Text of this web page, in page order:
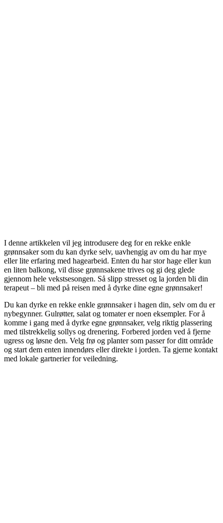
I denne artikkelen vil jeg introdusere deg for en rekke enkle
grønnsaker som du kan dyrke selv, uavhengig av om du har mye
eller lite erfaring med hagearbeid. Enten du har stor hage eller kun
en liten balkong, vil disse grønnsakene trives og gi deg glede
gjennom hele vekstsesongen. Så slipp stresset og la jorden bli din
terapeut – bli med på reisen med å dyrke dine egne grønnsaker!
Du kan dyrke en rekke enkle grønnsaker i hagen din, selv om du er
nybegynner. Gulrøtter, salat og tomater er noen eksempler. For å
komme i gang med å dyrke egne grønnsaker, velg riktig plassering
med tilstrekkelig sollys og drenering. Forbered jorden ved å fjerne
ugress og løsne den. Velg frø og planter som passer for ditt område
og start dem enten innendørs eller direkte i jorden. Ta gjerne kontakt
med lokale gartnerier for veiledning.